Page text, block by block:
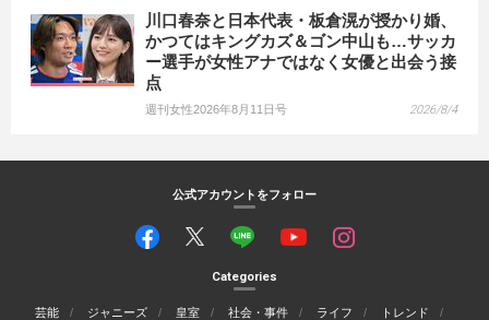
川口春奈と日本代表・板倉滉が授かり婚、
かつてはキングカズ＆ゴン中山も…サッカ
ー選手が女性アナではなく女優と出会う接
点
週刊女性2026年8月11日号 2026/8/4
公式アカウントをフォロー
Categories
芸能 ジャニーズ 皇室 社会・事件 ライフ
トレンド